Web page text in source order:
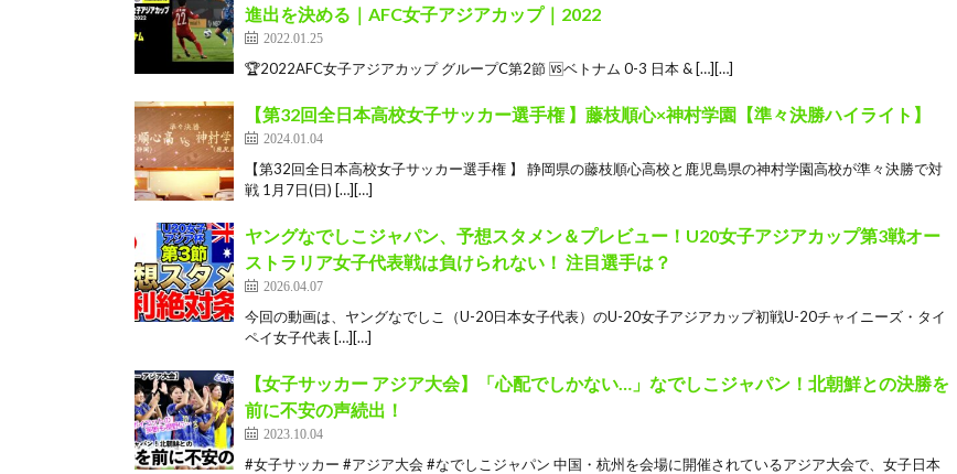
進出を決める｜AFC女子アジアカップ｜2022
2022.01.25
🏆2022AFC女子アジアカップ グループC第2節 🆚ベトナム 0-3 日本 & […][…]
【第32回全日本高校女子サッカー選手権 】藤枝順心×神村学園【準々決勝ハイライト】
2024.01.04
【第32回全日本高校女子サッカー選手権 】 静岡県の藤枝順心高校と鹿児島県の神村学園高校が準々決勝で対
戦 1月7日(日) […][…]
ヤングなでしこジャパン、予想スタメン＆プレビュー！U20女子アジアカップ第3戦オー
ストラリア女子代表戦は負けられない！ 注目選手は？
2026.04.07
今回の動画は、ヤングなでしこ（U-20日本女子代表）のU-20女子アジアカップ初戦U-20チャイニーズ・タイ
ペイ女子代表 […][…]
【女子サッカー アジア大会】「心配でしかない…」なでしこジャパン！北朝鮮との決勝を
前に不安の声続出！
2023.10.04
#女子サッカー #アジア大会 #なでしこジャパン 中国・杭州を会場に開催されているアジア大会で、女子日本